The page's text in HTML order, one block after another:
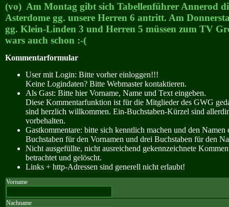
(vo) Am Montag gibt sich Tabellenführer Annerod
Asterdome gg. unsere Herren 6 antritt. Am
gg. Klein-Linden 3 und Herren 5 müssen zum TV
wars auch schon :-(
Kommentarformular
User mit Login: Bitte vorher einloggen!!!
Keine Logindaten? Bitte Webmaster kontaktieren.
Als Gast: Bitte hier Vorname, Name und Text eingeben.
Diese Kommentarfunktion ist für die Mitglieder des GWG
sind herzlich willkommen. Ein-Buchstaben-Kürzel sind
vorbehalten.
Gastkommentare: bitte sich kenntlich machen und den Namen
Buchstaben für den Vornamen und drei Buchstaben für den
Nicht ausgefüllte, nicht ausreichend gekennzeichnete
betrachtet und gelöscht.
Links + http-Adressen sind generell nicht erlaubt!
Vorname
Nachname